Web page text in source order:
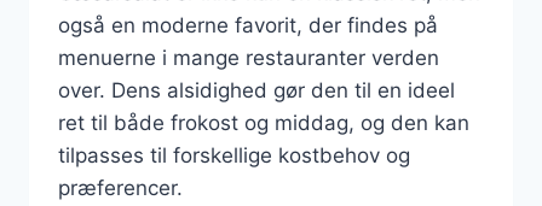
også en moderne favorit, der findes på
menuerne i mange restauranter verden
over. Dens alsidighed gør den til en ideel
ret til både frokost og middag, og den kan
tilpasses til forskellige kostbehov og
præferencer.